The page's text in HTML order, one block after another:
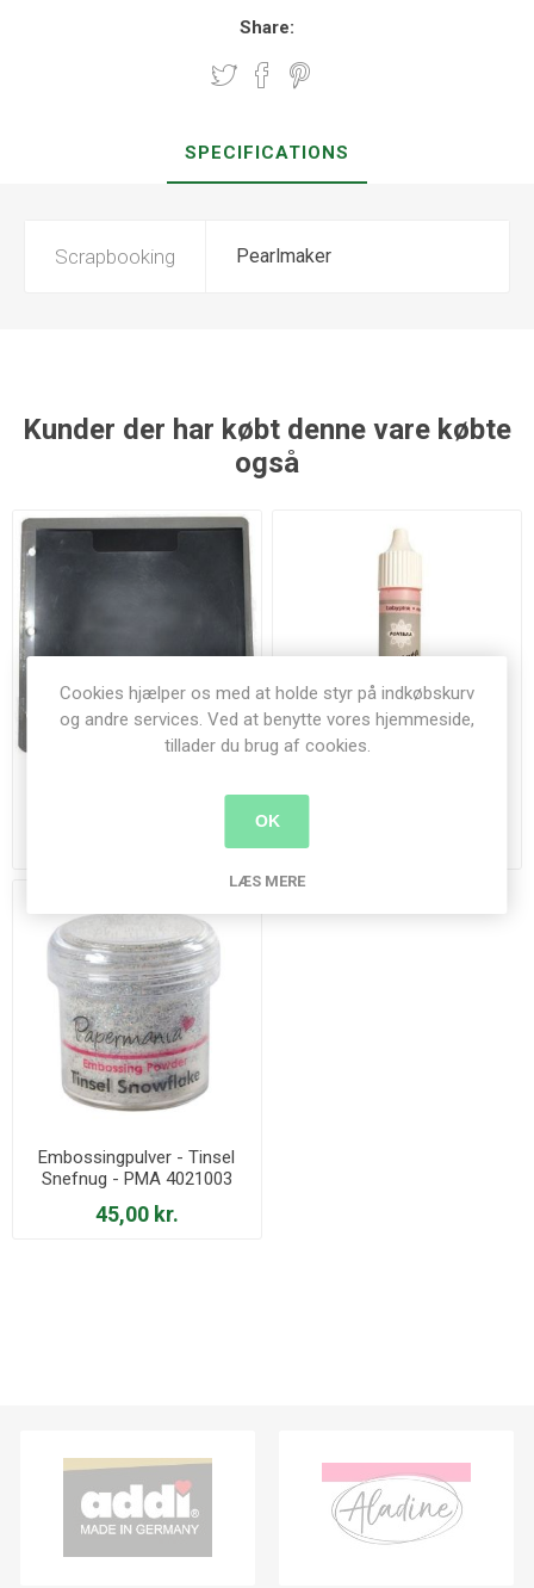
Share:
SPECIFICATIONS
Scrapbooking Pearlmaker
Kunder der har købt denne vare købte
også
Embossingpulver - Tinsel
Snefnug - PMA 4021003
45,00 kr.
Cookies hjælper os med at holde styr på indkøbskurv
og andre services. Ved at benytte vores hjemmeside,
tillader du brug af cookies.
OK
LÆS MERE